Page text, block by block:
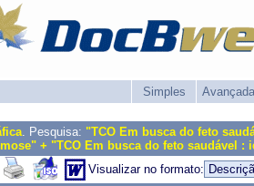
Simples Avançada
. Pesquisa: "TCO Em busca do feto
+ "TCO Em busca do feto saudável :
Visualizar no formato: